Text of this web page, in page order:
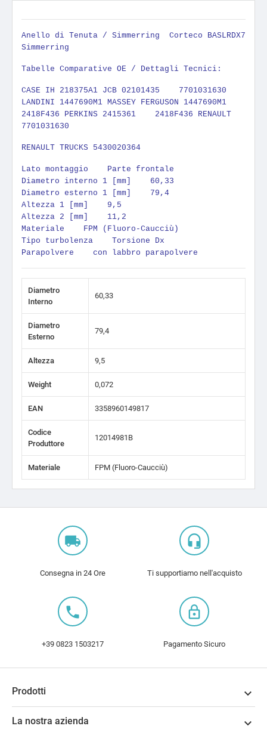
Anello di Tenuta / Simmerring Corteco BASLRDX7
Simmerring
Tabelle Comparative OE / Dettagli Tecnici:
CASE IH 218375A1 JCB 02101435 7701031630
LANDINI 1447690M1 MASSEY FERGUSON 1447690M1
2418F436 PERKINS 2415361 2418F436 RENAULT
7701031630
RENAULT TRUCKS 5430020364
Lato montaggio Parte frontale
Diametro interno 1 [mm] 60,33
Diametro esterno 1 [mm] 79,4
Altezza 1 [mm] 9,5
Altezza 2 [mm] 11,2
Materiale FPM (Fluoro-Caucciù)
Tipo turbolenza Torsione Dx
Parapolvere con labbro parapolvere
Diametro
Interno
60,33
Diametro
Esterno
79,4
Altezza 9,5
Weight 0,072
EAN 3358960149817
Codice
Produttore
12014981B
Materiale FPM (Fluoro-Caucciù)
local_shipping
Consegna in 24 Ore
headset_mic
Ti supportiamo nell'acquisto
local_phone
+39 0823 1503217
lock_outline
Pagamento Sicuro
Prodotti 
La nostra azienda 